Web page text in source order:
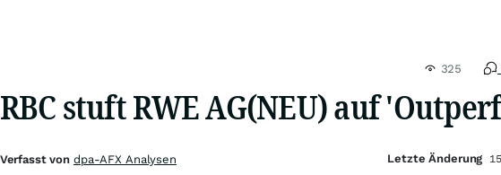
325
RBC stuft RWE AG(NEU) auf
Verfasst von dpa-AFX Analysen Letzte Änderung